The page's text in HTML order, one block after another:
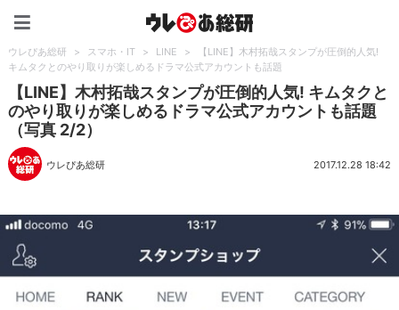
ウレぴあ総研 > スマホ・IT > LINE >
【LINE】木村拓哉スタンプが圧倒的人気!
キムタクとのやり取りが楽しめるドラマ公式アカウントも話題
【LINE】木村拓哉スタンプが圧倒的人気! キムタクと
のやり取りが楽しめるドラマ公式アカウントも話題
（写真 2/2）
ウレぴあ総研 2017.12.28 18:42